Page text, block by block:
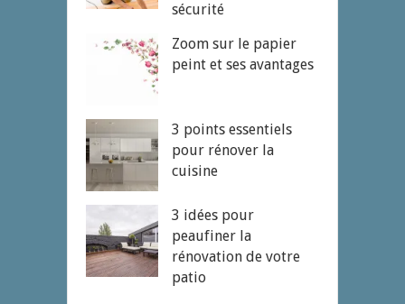
sécurité
Zoom sur le papier
peint et ses avantages
3 points essentiels
pour rénover la
cuisine
3 idées pour
peaufiner la
rénovation de votre
patio